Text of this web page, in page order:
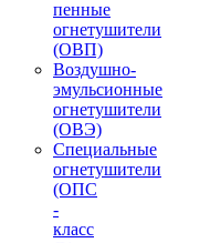
пенные
огнетушители
(ОВП)
Воздушно-
эмульсионные
огнетушители
(ОВЭ)
Специальные
огнетушители
(ОПС
-
класс